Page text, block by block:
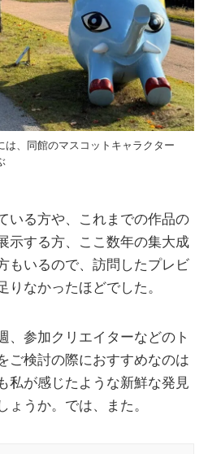
、同館のマスコットキャラクター
いる方や、これまでの作品の
示する方、ここ数年の集大成
もいるので、訪問したプレビ
りなかったほどでした。
、参加クリエイターなどのト
ご検討の際におすすめなのは
私が感じたような新鮮な発見
うか。では、また。